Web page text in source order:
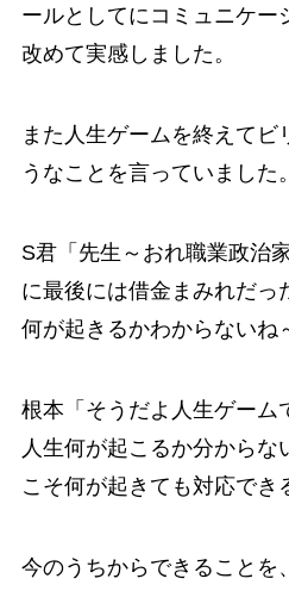
ールとしてにコミュニケー
改めて実感しました。
また人生ゲームを終えてビ
うなことを言っていました。
S君「先生～おれ職業政治
に最後には借金まみれだっ
何が起きるかわからないね
根本「そうだよ人生ゲーム
人生何が起こるか分からな
こそ何が起きても対応でき
今のうちからできることを